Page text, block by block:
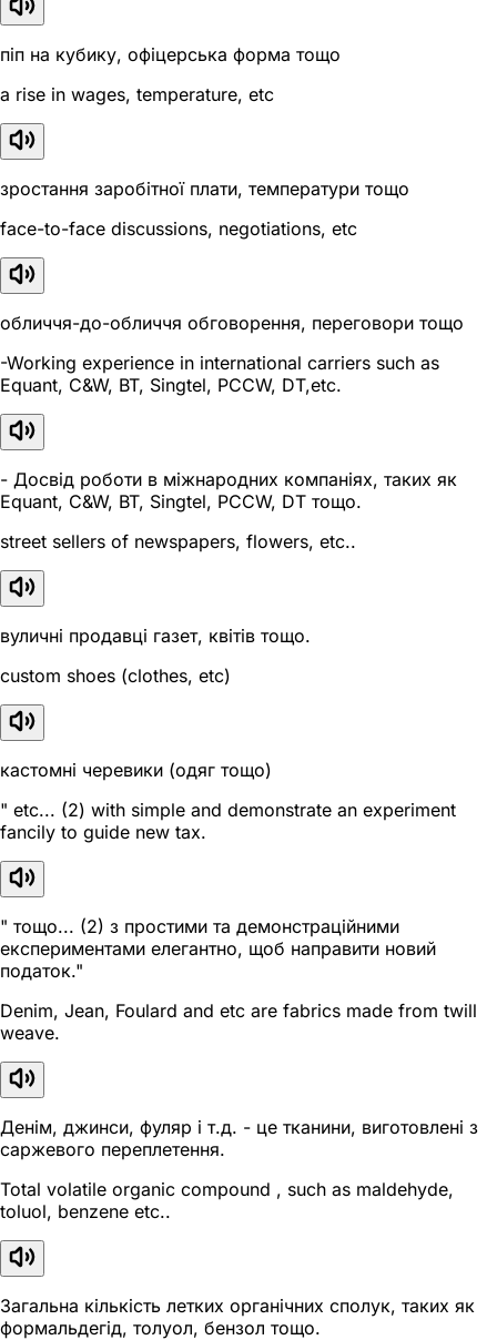
піп на кубику, офіцерська форма тощо
a rise in wages, temperature, etc
зростання заробітної плати, температури тощо
face-to-face discussions, negotiations, etc
обличчя-до-обличчя обговорення, переговори тощо
-Working experience in international carriers such as
Equant, C&W, BT, Singtel, PCCW, DT,etc.
- Досвід роботи в міжнародних компаніях, таких як
Equant, C&W, BT, Singtel, PCCW, DT тощо.
street sellers of newspapers, flowers, etc..
вуличні продавці газет, квітів тощо.
custom shoes (clothes, etc)
кастомні черевики (одяг тощо)
" etc... (2) with simple and demonstrate an experiment
fancily to guide new tax.
" тощо... (2) з простими та демонстраційними
експериментами елегантно, щоб направити новий
податок."
Denim, Jean, Foulard and etc are fabrics made from twill
weave.
Денім, джинси, фуляр і т.д. - це тканини, виготовлені з
саржевого переплетення.
Total volatile organic compound , such as maldehyde,
toluol, benzene etc..
Загальна кількість летких органічних сполук, таких як
формальдегід, толуол, бензол тощо.